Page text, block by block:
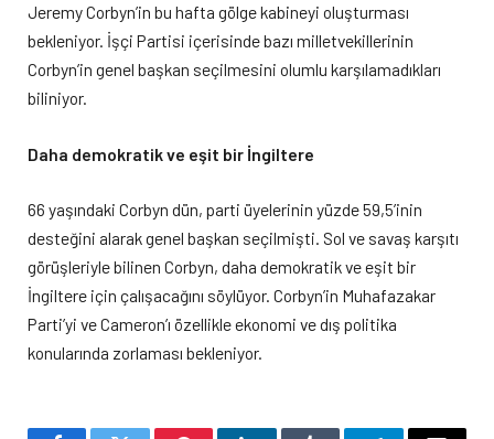
Jeremy Corbyn’in bu hafta gölge kabineyi oluşturması
bekleniyor. İşçi Partisi içerisinde bazı milletvekillerinin
Corbyn’in genel başkan seçilmesini olumlu karşılamadıkları
biliniyor.
Daha demokratik ve eşit bir İngiltere
66 yaşındaki Corbyn dün, parti üyelerinin yüzde 59,5’inin
desteğini alarak genel başkan seçilmişti. Sol ve savaş karşıtı
görüşleriyle bilinen Corbyn, daha demokratik ve eşit bir
İngiltere için çalışacağını söylüyor. Corbyn’in Muhafazakar
Parti’yi ve Cameron’ı özellikle ekonomi ve dış politika
konularında zorlaması bekleniyor.